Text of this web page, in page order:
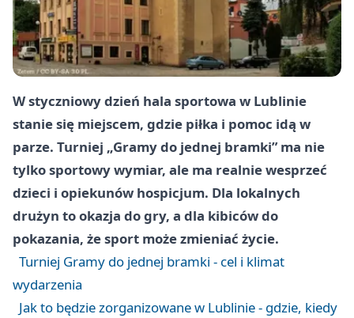
W styczniowy dzień hala sportowa w Lublinie
stanie się miejscem, gdzie piłka i pomoc idą w
parze. Turniej „Gramy do jednej bramki” ma nie
tylko sportowy wymiar, ale ma realnie wesprzeć
dzieci i opiekunów hospicjum. Dla lokalnych
drużyn to okazja do gry, a dla kibiców do
pokazania, że sport może zmieniać życie.
Turniej Gramy do jednej bramki - cel i klimat
wydarzenia
Jak to będzie zorganizowane w Lublinie - gdzie, kiedy